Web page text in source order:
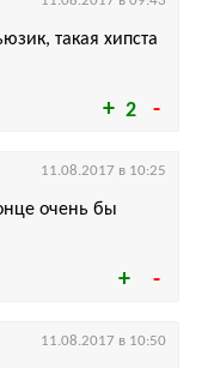
2
такая хипста
очень бы
11.08.2017 в 10:25
11.08.2017 в 10:50